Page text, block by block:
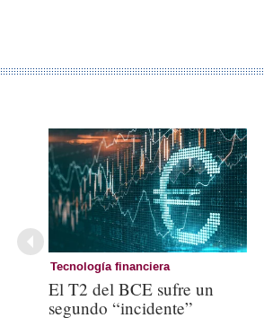
Tecnología financiera
El T2 del BCE sufre un
segundo “incidente”